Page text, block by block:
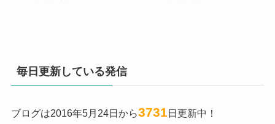
毎日更新している発信
ブログは2016年5月24日から3731日更新中！